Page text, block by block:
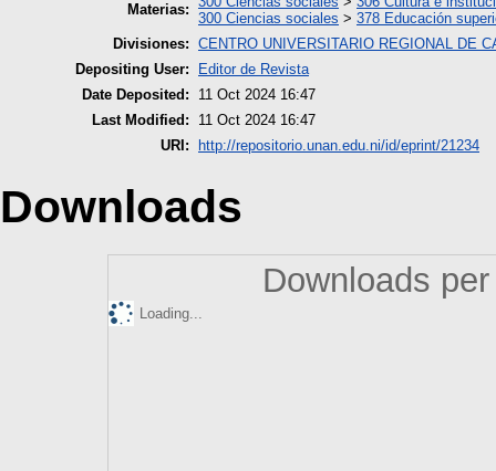
Materias:
300 Ciencias sociales > 378 Educación
Divisiones: CENTRO UNIVERSITARIO REGIONAL DE
Depositing User:
Editor de Revista
Date Deposited:
11 Oct 2024 16:47
Last Modified:
11 Oct 2024 16:47
URI:
http://repositorio.unan.edu.ni/id/eprint/21234
Downloads
Downloads
Loading...